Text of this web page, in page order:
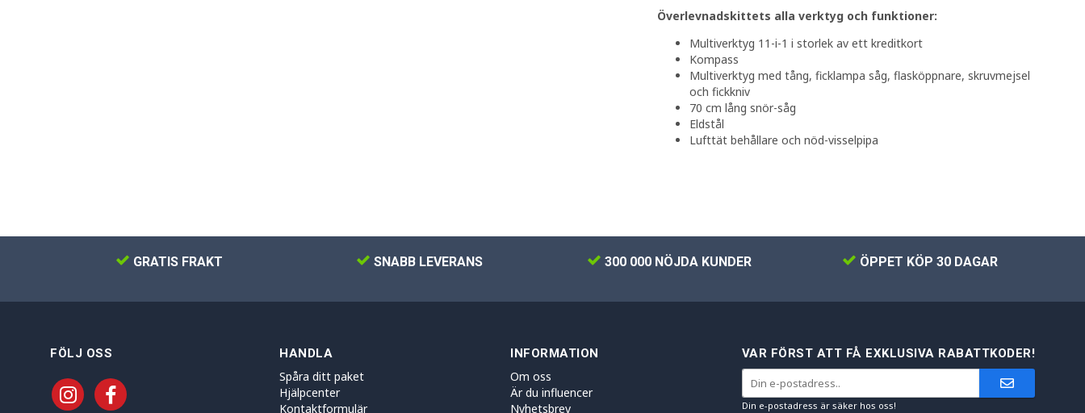
Överlevnadskittets alla verktyg och funktioner:
Multiverktyg 11-i-1 i storlek av ett kreditkort
Kompass
Multiverktyg med tång, ficklampa såg, flasköppnare, skruvmejsel
och fickkniv
70 cm lång snör-såg
Eldstål
Lufttät behållare och nöd-visselpipa
GRATIS FRAKT SNABB LEVERANS 300 000 NÖJDA KUNDER ÖPPET KÖP 30 DAGAR
FÖLJ OSS HANDLA
Spåra ditt paket
Hjälpcenter
Kontaktformulär
INFORMATION
Om oss
Är du influencer
Nyhetsbrev
VAR FÖRST ATT FÅ EXKLUSIVA RABATTKODER!
Din e-postadress är säker hos oss!